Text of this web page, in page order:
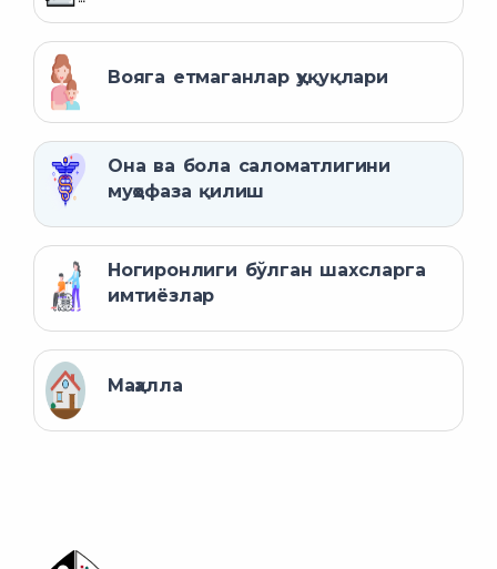
Вояга етмаганлар ҳуқуқлари
Она ва бола саломатлигини
муҳофаза қилиш
Ногиронлиги бўлган шахсларга
имтиёзлар
Маҳалла